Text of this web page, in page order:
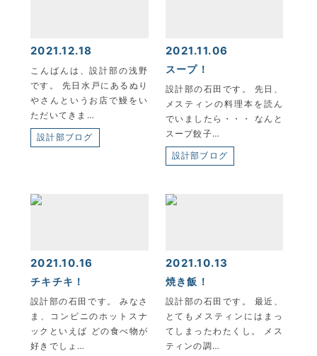
2021.12.18
こんばんは、設計部の浅野
です。 先日水戸にあるぬり
やさんというお店で鰻をい
ただいてきま…
設計部ブログ
2021.11.06
スープ！
設計部の石田です。 先日、
メスティンの料理本を読ん
でいましたら・・・ なんと
スープ餃子…
設計部ブログ
2021.10.16
チキチキ！
設計部の石田です。 みなさ
ま、コンビニのホットスナ
ックといえば どの食べ物が
好きでしょ…
2021.10.13
焼き飯！
設計部の石田です。 最近、
とてもメスティンにはまっ
てしまったわたくし。 メス
ティンの調…